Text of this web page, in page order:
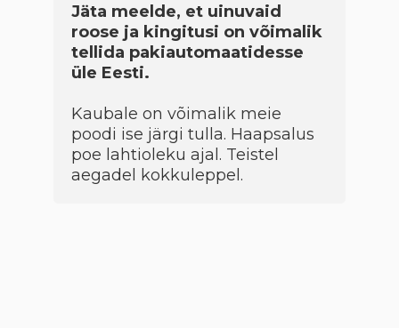
Jäta meelde, et uinuvaid
roose ja kingitusi on võimalik
tellida pakiautomaatidesse
üle Eesti.
Kaubale on võimalik meie
poodi ise järgi tulla. Haapsalus
poe lahtioleku ajal. Teistel
aegadel kokkuleppel.